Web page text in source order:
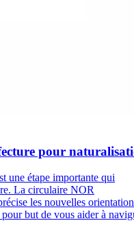
pour
une étape importante qui
La circulaire NOR
les nouvelles
but de vous aider à